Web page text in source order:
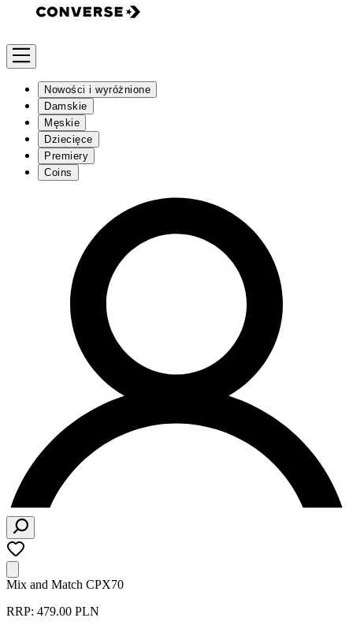
Nowości i wyróżnione
Damskie
Męskie
Dziecięce
Premiery
Coins
Mix and Match CPX70
RRP: 479.00 PLN